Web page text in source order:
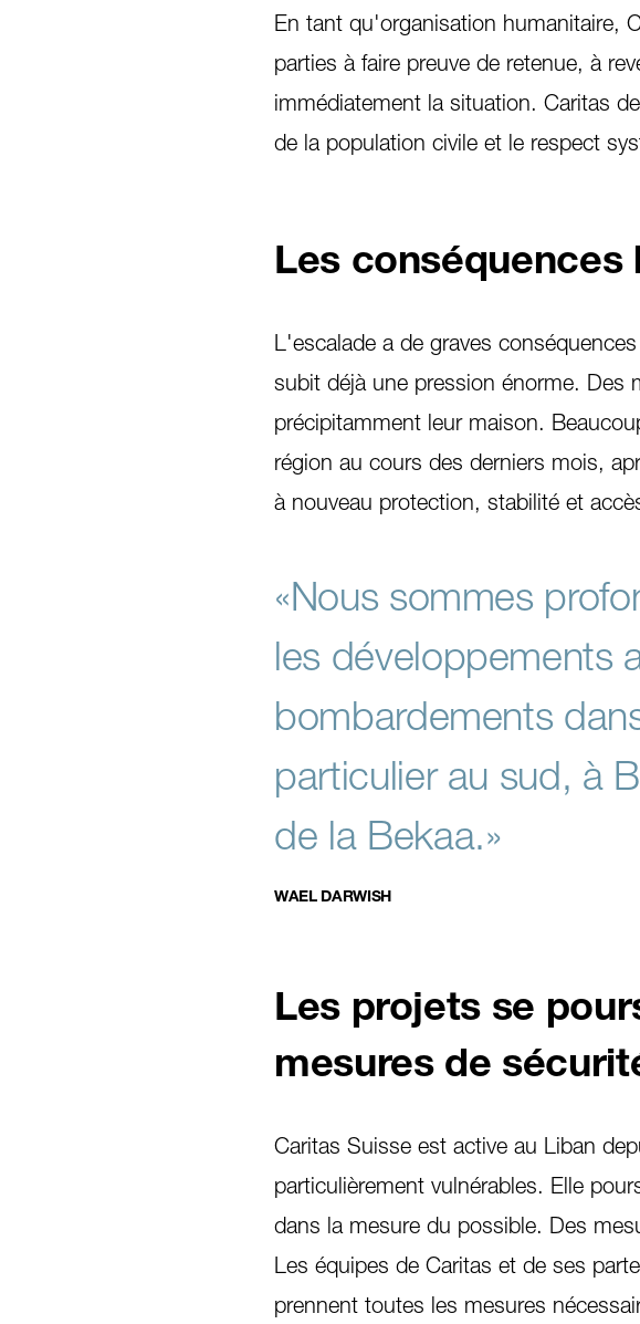
En tant qu'organisation humanitaire,
parties à faire preuve de retenue, à
immédiatement la situation. Caritas
de la population civile et le respect
Les conséquences
L'escalade a de graves
subit déjà une pression énorme. Des
précipitamment leur maison.
région au cours des derniers mois,
à nouveau protection, stabilité et
«Nous sommes
les développements
bombardements
particulier au sud, à
de la Bekaa.»
WAEL DARWISH
Les projets se
mesures de
Caritas Suisse est active au Liban
particulièrement vulnérables. Elle
dans la mesure du possible. Des
Les équipes de Caritas et de ses
prennent toutes les mesures